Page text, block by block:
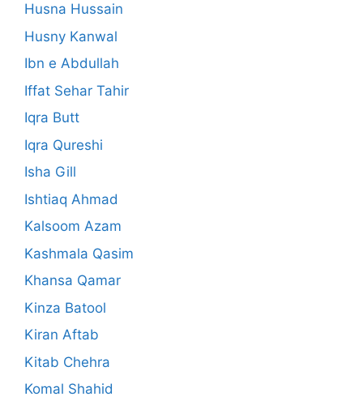
Husna Hussain
Husny Kanwal
Ibn e Abdullah
Iffat Sehar Tahir
Iqra Butt
Iqra Qureshi
Isha Gill
Ishtiaq Ahmad
Kalsoom Azam
Kashmala Qasim
Khansa Qamar
Kinza Batool
Kiran Aftab
Kitab Chehra
Komal Shahid